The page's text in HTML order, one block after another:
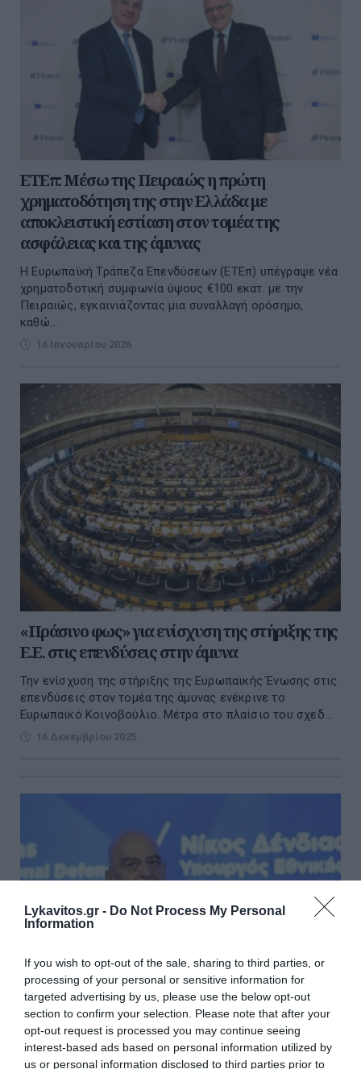
Lykavitos.gr - Do Not Process My Personal
Information
If you wish to opt-out of the sale, sharing to third parties, or
processing of your personal or sensitive information for
targeted advertising by us, please use the below opt-out
section to confirm your selection. Please note that after your
opt-out request is processed you may continue seeing
interest-based ads based on personal information utilized by
us or personal information disclosed to third parties prior to
ΕΤΕπ: Μέσω της Πειραιώς η πρώτη
χρηματοδότηση της στην Ελλάδα με
αποκλειστική εστίαση στον τομέα της
ασφάλειας και της άμυνας
Η Ευρωπαϊκή Τράπεζα Επενδύσεων (ΕΤΕπ) υπέγραψε νέα
χρηματοδοτική συμφωνία ύψους €100 εκατ. με την
Πειραιώς, εγκαινιάζοντας μια συναλλαγή ορόσημο,
καθώ...
16 Ιανουαρίου 2026
«Πράσινο φως» για ενίσχυση της στήριξης της
Ε.Ε. στις επενδύσεις στην άμυνα
Την ενίσχυση της στήριξης της Ευρωπαϊκής Ένωσης στις
επενδύσεις στον τομέα της άμυνας ενέκρινε το
Ευρωπαϊκό Κοινοβούλιο. Μέτρα στο πλαίσιο του σχεδ...
16 Δεκεμβρίου 2025
Δένδιας: Mοχλός ανάπτυξης και τεχνολογικής
υπεροχής η εγχώρια αμυντική βιομηχανία